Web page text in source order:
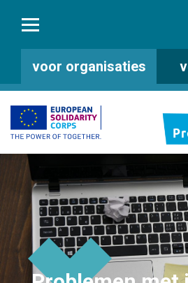
voor organisaties